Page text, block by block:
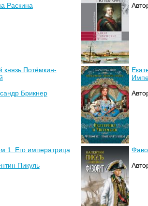
Раскина
князь Потёмкин-
Брикнер
1. Его императрица
Пикуль